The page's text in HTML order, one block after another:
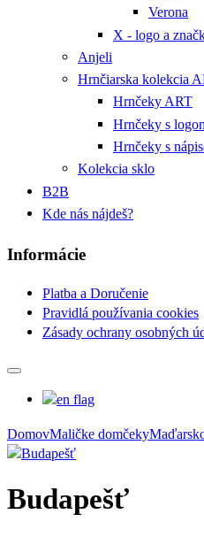
Verona
X - logo a
Anjeli
Hrnčiarska kolekcia
Hrnčeky ART
Hrnčeky s
Hrnčeky s
Kolekcia sklo
B2B
Kde nás nájdeš?
Informácie
Platba a Doručenie
Pravidlá používania cookies
Zásady ochrany osobných
DomovMaličke domčeky
Budapešť